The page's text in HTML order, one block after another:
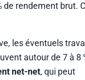
rendement brut.
les éventuels
autour de 7 à 8
net-net, qui peut